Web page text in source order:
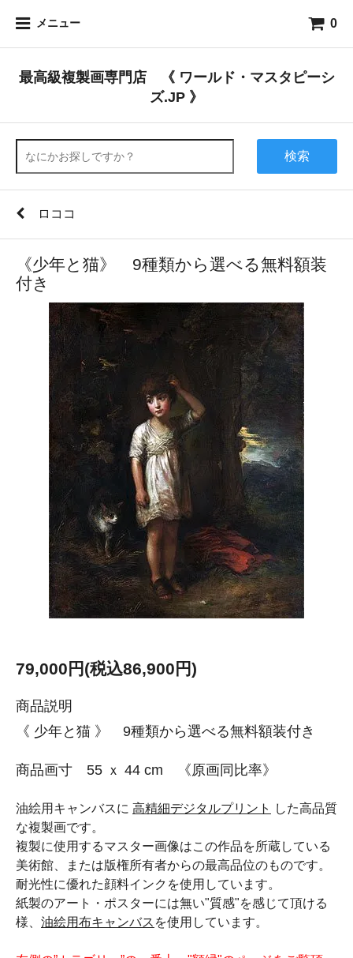
メニュー 0
最高級複製画専門店 《 ワールド・マスタピーシ
ズ.JP 》
検索
ロココ
《少年と猫》 9種類から選べる無料額装
付き
79,000円(税込86,900円)
商品説明
《 少年と猫 》 9種類から選べる無料額装付き
商品画寸 55 ｘ 44 cm 《原画同比率》
油絵用キャンバスに 高精細デジタルプリント
した高品質
な複製画です。
複製に使用するマスター画像はこの作品を所蔵している
美術館、または版権所有者からの最高品位のものです。
耐光性に優れた顔料インクを使用しています。
紙製のアート・ポスターには無い"質感"を感じて頂ける
様、 油絵用布キャンバス を使用しています。